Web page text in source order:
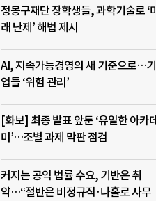
정몽구재단 장학생들, 과학기술로 ‘미
래 난제’ 해법 제시
AI, 지속가능경영의 새 기준으로…기
업들 ‘위험 관리’
[화보] 최종 발표 앞둔 ‘유일한 아카데
미’…조별 과제 막판 점검
커지는 공익 법률 수요, 기반은 취
약…“절반은 비정규직·나홀로 사무